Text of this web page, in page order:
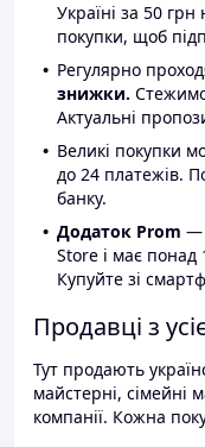
Україні за 50 грн
покупки, щоб
Регулярно
знижки.
Актуальні
Великі покупки
до 24 платежів.
банку.
Додаток Prom —
Store і має понад
Купуйте зі
Продавці з
Тут продають
майстерні, сімейні
компанії. Кожна